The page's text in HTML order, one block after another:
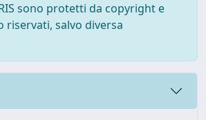
sono protetti da copyright e
salvo diversa